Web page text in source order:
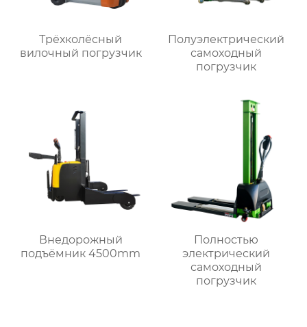
Трёхколёсный
вилочный погрузчик
Полуэлектрический
самоходный
погрузчик
Внедорожный
подъёмник 4500mm
Полностью
электрический
самоходный
погрузчик